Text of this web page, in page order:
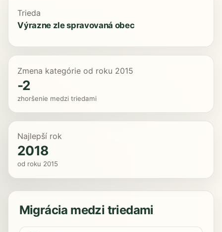
Trieda
Výrazne zle spravovaná obec
Zmena kategórie od roku 2015
-2
zhoršenie medzi triedami
Najlepší rok
2018
od roku 2015
Migrácia medzi triedami